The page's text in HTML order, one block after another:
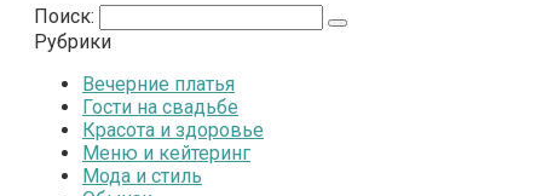
Поиск:
Рубрики
Вечерние платья
Гости на свадьбе
Красота и здоровье
Меню и кейтеринг
Мода и стиль